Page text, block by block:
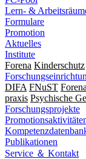
Lern- &
Formulare
Promotion
Aktuelles
Institute
Forena Kinderschutz
DIFA FNuST Forena
praxis Psy­chische
Forschungsprojekte
Publikationen
Service ＆ Kontakt